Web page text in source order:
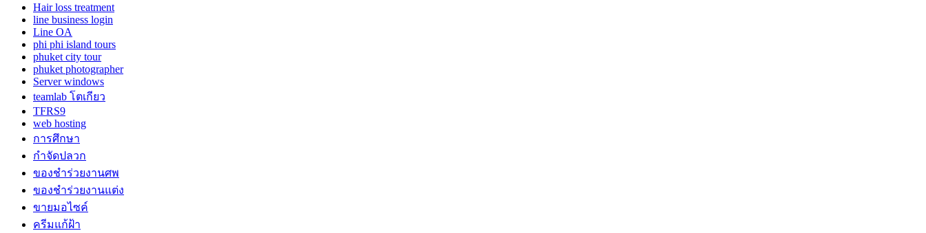
Hair loss treatment
line business login
Line OA
phi phi island tours
phuket city tour
phuket photographer
Server windows
teamlab โตเกียว
TFRS9
web hosting
การศึกษา
กำจัดปลวก
ของชำร่วยงานศพ
ของชำร่วยงานแต่ง
ขายมอไซค์
ครีมแก้ฝ้า